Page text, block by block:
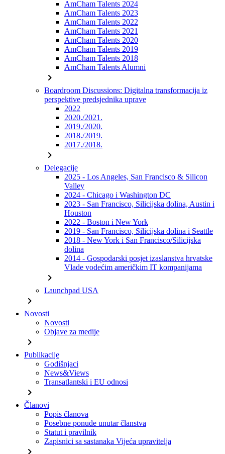
AmCham Talents 2024
AmCham Talents 2023
AmCham Talents 2022
AmCham Talents 2021
AmCham Talents 2020
AmCham Talents 2019
AmCham Talents 2018
AmCham Talents Alumni
chevron_right
Boardroom Discussions: Digitalna transformacija iz
perspektive predsjednika uprave
2022
2020./2021.
2019./2020.
2018./2019.
2017./2018.
chevron_right
Delegacije
2025 - Los Angeles, San Francisco & Silicon
Valley
2024 - Chicago i Washington DC
2023 - San Francisco, Silicijska dolina, Austin i
Houston
2022 - Boston i New York
2019 - San Francisco, Silicijska dolina i Seattle
2018 - New York i San Francisco/Silicijska
dolina
2014 - Gospodarski posjet izaslanstva hrvatske
Vlade vodećim američkim IT kompanijama
chevron_right
Launchpad USA
chevron_right
Novosti
Novosti
Objave za medije
chevron_right
Publikacije
Godišnjaci
News&Views
Transatlantski i EU odnosi
chevron_right
Članovi
Popis članova
Posebne ponude unutar članstva
Statut i pravilnik
Zapisnici sa sastanaka Vijeća upravitelja